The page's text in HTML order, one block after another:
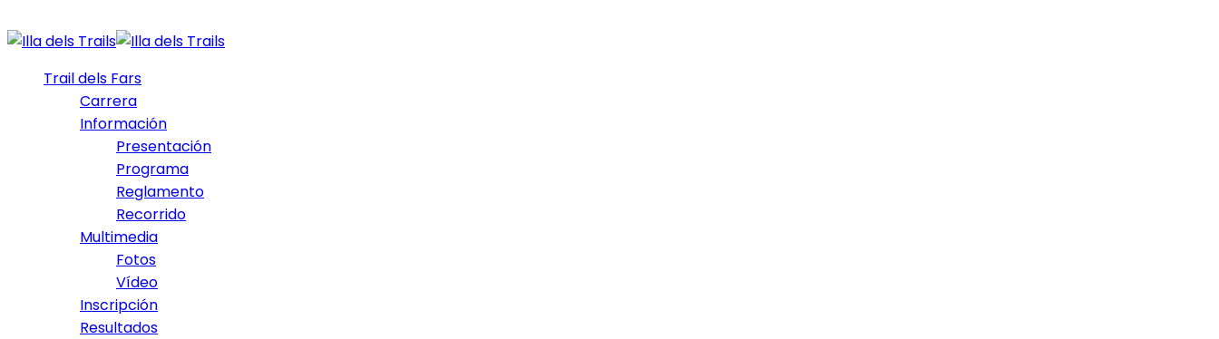
Trail dels Fars
Carrera
Información
Presentación
Programa
Reglamento
Recorrido
Multimedia
Fotos
Vídeo
Inscripción
Resultados